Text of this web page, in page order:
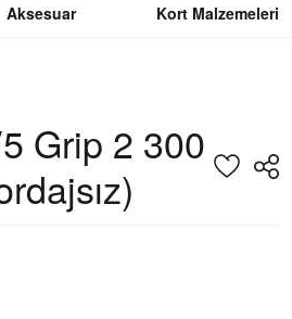
Aksesuar Kort Malzemeleri
Grip 2 300